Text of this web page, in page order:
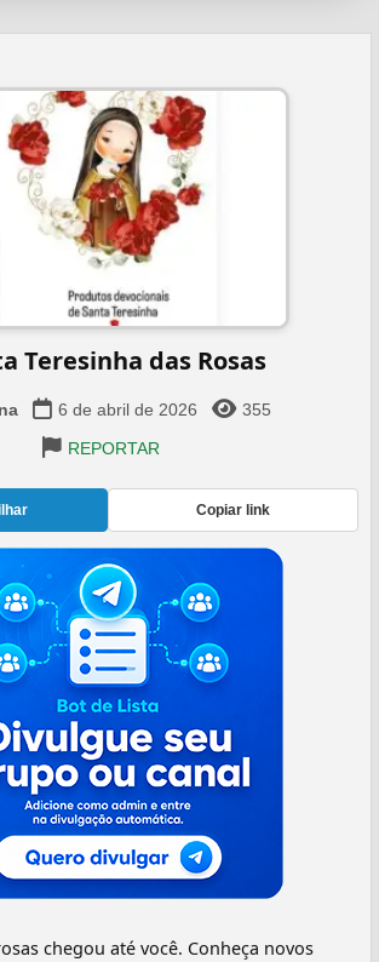
Teresinha das Rosas
6 de abril de 2026
355
REPORTAR
Copiar link
chegou até você. Conheça novos